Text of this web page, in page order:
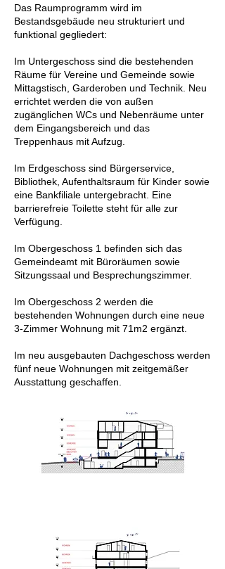
Das Raumprogramm wird im
Bestandsgebäude neu strukturiert und
funktional gegliedert:
Im Untergeschoss sind die bestehenden
Räume für Vereine und Gemeinde sowie
Mittagstisch, Garderoben und Technik. Neu
errichtet werden die von außen
zugänglichen WCs und Nebenräume unter
dem Eingangsbereich und das
Treppenhaus mit Aufzug.
Im Erdgeschoss sind Bürgerservice,
Bibliothek, Aufenthaltsraum für Kinder sowie
eine Bankfiliale untergebracht. Eine
barrierefreie Toilette steht für alle zur
Verfügung.
Im Obergeschoss 1 befinden sich das
Gemeindeamt mit Büroräumen sowie
Sitzungssaal und Besprechungszimmer.
Im Obergeschoss 2 werden die
bestehenden Wohnungen durch eine neue
3-Zimmer Wohnung mit 71m2 ergänzt.
Im neu ausgebauten Dachgeschoss werden
fünf neue Wohnungen mit zeitgemäßer
Ausstattung geschaffen.